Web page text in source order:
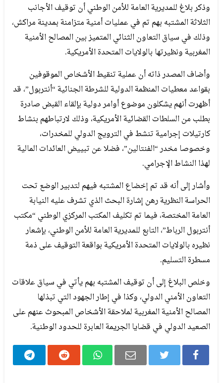
وذكر بلاغ للمديرية العامة للأمن الوطني أن توقيف الأجانب
الثلاثة المشتبه بهم تم في عمليات أمنية متزامنة بمدينة مراكش،
وذلك في سياق التعاون الثنائي المتميز بين المصالح الأمنية
المغربية ونظيرتها بالولايات المتحدة الأمريكية.
وأضاف المصدر ذاته أن عملية تنقيط الأشخاص الموقوفين
بقواعد معطيات المنظمة الدولية للشرطة الجنائية “أنتربول”، قد
أظهرت أنهم يشكلون موضوع أوامر دولية بإلقاء القبض صادرة
بطلب من السلطات القضائية الأمريكية، وذلك لارتباطهم بنشاط
كارتيلات إجرامية تنشط في الترويج الدولي للمخدرات،
وخصوصا مخدر “الفنتالين”، فضلا عن تبييض العائدات المالية
لهذا النشاط الإجرامي.
وأشار إلى أنه قد تم إخضاع المشتبه فيهم لتدبير الوضع تحت
الحراسة النظرية رهن إشارة البحث الذي تشرف عليه النيابة
العامة المختصة، فيما تم تكليف المكتب المركزي الوطني “مكتب
أنتربول الرباط”، التابع للمديرية العامة للأمن الوطني، بإشعار
نظيره بالولايات المتحدة الأمريكية بواقعة التوقيف على ذمة
مسطرة التسليم.
وخلص البلاغ إلى أن توقيف المشتبه بهم يأتي في سياق علاقات
التعاون الأمني الدولي، وكذا في إطار الجهود التي تبذلها
المصالح الأمنية المغربية لملاحقة الأشخاص المبحوث عنهم على
الصعيد الدولي في قضايا الجريمة العابرة للحدود الوطنية.